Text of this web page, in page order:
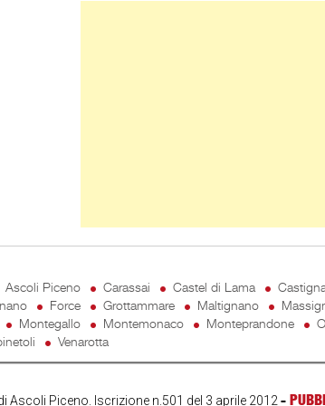
Ascoli Piceno Carassai Castel di Lama
Force Grottammare Maltignano
Montegallo Montemonaco Monteprandone
Venarotta
Ascoli Piceno. Iscrizione n.501 del 3 aprile 2012-